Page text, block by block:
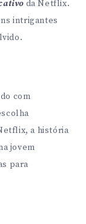
da Netflix.
intrigantes
com
a história
jovem
para